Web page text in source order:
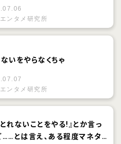
ンタメ研究所
いをやらなくちゃ
ンタメ研究所
とれないことをやる!』とか言っ
……とは言え、ある程度マネタ